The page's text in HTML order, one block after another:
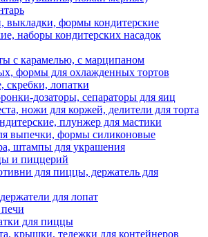
формы кондитерские
наборы кондитерских насадок
с карамелью, с марципаном
формы для охлажденных тортов
скребки, лопатки
дозаторы, сепараторы для яиц
ножи для коржей, делители для торта
плунжер для мастики
выпечки, формы силиконовые
штампы для украшения
и пиццерий
для пиццы, держатель для
для лопат
для пиццы
крышки, тележки для контейнеров